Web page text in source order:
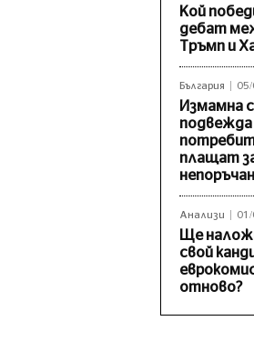
Кой
дебат
Тръмп и
България
Измамна
подвежда
плащат
Анализи
Ще
свой
отново?